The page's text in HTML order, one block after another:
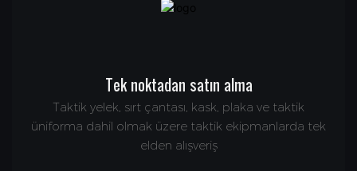
Tek noktadan satın alma
Taktik yelek, sırt çantası, kask, plaka ve taktik
üniforma dahil olmak üzere taktik ekipmanlarda tek
elden alışveriş